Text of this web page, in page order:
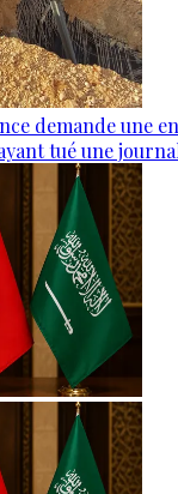
demande une
tué une